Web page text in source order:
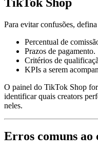
Para evitar confusões,
Percentual de
Prazos de pagamento.
Critérios de
KPIs a serem
O painel do TikTok Shop
identificar quais creators
neles.
Erros comuns